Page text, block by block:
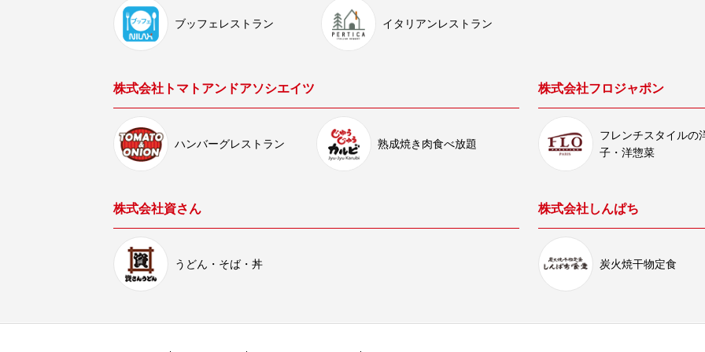
ブッフェレストラン イタリアンレストラン
株式会社トマトアンドアソシエイツ
ハンバーグレストラン 熟成焼き肉食べ放題
株式会社フロジャポン
フレンチスタイルの
子・洋惣菜
株式会社資さん
うどん・そば・丼
株式会社しんぱち
炭火焼干物定食